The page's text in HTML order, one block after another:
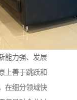
能力强、发展
上善于跳跃和
在细分领域快